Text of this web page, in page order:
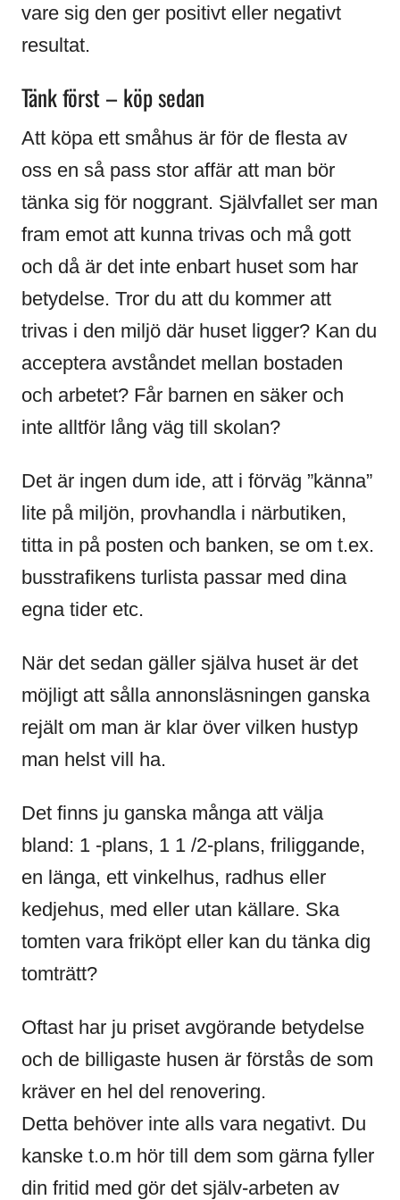
vare sig den ger positivt eller negativt
resultat.
Tänk först – köp sedan
Att köpa ett småhus är för de flesta av
oss en så pass stor affär att man bör
tänka sig för noggrant. Självfallet ser man
fram emot att kunna trivas och må gott
och då är det inte enbart huset som har
betydelse. Tror du att du kommer att
trivas i den miljö där huset ligger? Kan du
acceptera avståndet mellan bostaden
och arbetet? Får barnen en säker och
inte alltför lång väg till skolan?
Det är ingen dum ide, att i förväg ”känna”
lite på miljön, provhandla i närbutiken,
titta in på posten och banken, se om t.ex.
busstrafikens turlista passar med dina
egna tider etc.
När det sedan gäller själva huset är det
möjligt att sålla annonsläsningen ganska
rejält om man är klar över vilken hustyp
man helst vill ha.
Det finns ju ganska många att välja
bland: 1 -plans, 1 1 /2-plans, friliggande,
en länga, ett vinkelhus, radhus eller
kedjehus, med eller utan källare. Ska
tomten vara friköpt eller kan du tänka dig
tomträtt?
Oftast har ju priset avgörande betydelse
och de billigaste husen är förstås de som
kräver en hel del renovering.
Detta behöver inte alls vara negativt. Du
kanske t.o.m hör till dem som gärna fyller
din fritid med gör det själv-arbeten av